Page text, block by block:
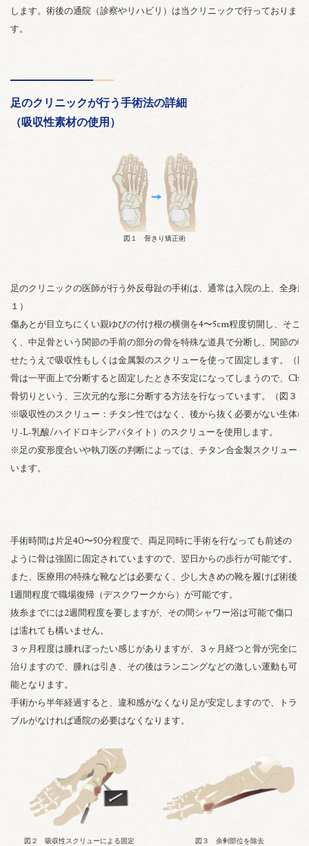
します。術後の通院（診察やリハビリ）は当クリニックで行っておりま
す。
足のクリニックが行う手術法の詳細
（吸収性素材の使用）
図１ 骨きり矯正術
足のクリニックの医師が行う外反母趾の手術は、通常は入院の上、全身
１）
傷あとが目立ちにくい親ゆびの付け根の横側を4〜5cm程度切開し、そこ
く、中足骨という関節の手前の部分の骨を特殊な道具で分断し、関節の
せたうえで吸収性もしくは金属製のスクリューを使って固定します。（図
骨は一平面上で分断すると固定したとき不安定になってしまうので、
骨切りという、三次元的な形に分断する方法を行なっています。（図３）
※吸収性のスクリュー：チタン性ではなく、後から抜く必要がない生体
リ-L-乳酸/ハイドロキシアパタイト）のスクリューを使用します。
※足の変形度合いや執刀医の判断によっては、チタン合金製スクリュー
います。
手術時間は片足40〜50分程度で、両足同時に手術を行なっても前述の
ように骨は強固に固定されていますので、翌日からの歩行が可能です。
また、医療用の特殊な靴などは必要なく、少し大きめの靴を履けば術後
1週間程度で職場復帰（デスクワークから）が可能です。
抜糸までには2週間程度を要しますが、その間シャワー浴は可能で傷口
は濡れても構いません。
３ヶ月程度は腫れぼったい感じがありますが、３ヶ月経つと骨が完全に
治りますので、腫れは引き、その後はランニングなどの激しい運動も可
能となります。
手術から半年経過すると、違和感がなくなり足が安定しますので、トラ
ブルがなければ通院の必要はなくなります。
図２ 吸収性スクリューによる固定 図３ 余剰部位を除去